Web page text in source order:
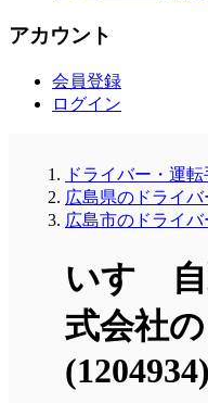
アカウント
会員登録
ログイン
ドライバー・運転
広島県のドライバ
広島市のドライバ
いすゞ
式会社
(1204934)